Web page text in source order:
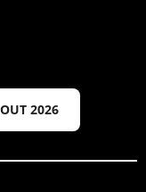
2026